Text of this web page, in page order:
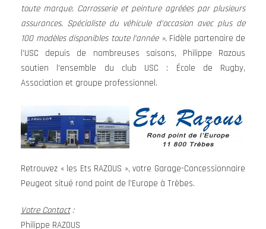
toute marque. Carrosserie et peinture agréées par plusieurs
assurances. Spécialiste du véhicule d’occasion avec plus de
100 modèles disponibles toute l’année ». Fidèle partenaire de
l’USC depuis de nombreuses saisons, Philippe Razous
soutien l’ensemble du club USC : École de Rugby,
Association et groupe professionnel.
Retrouvez « les Ets RAZOUS », votre Garage-Concessionnaire
Peugeot situé rond point de l’Europe à Trèbes.
Votre Contact:
Philippe RAZOUS